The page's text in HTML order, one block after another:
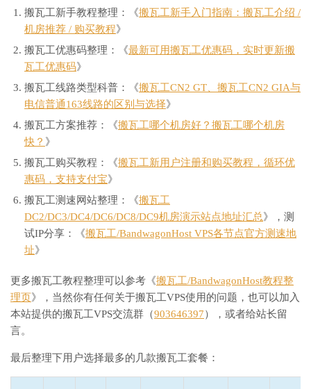
31.08 ms /
5
221.183 .89.178
  AS9808
32.31
ms
6
221.183.89.33
   AS9808
[CMNET] 中国 上海
  I
7
*
*
9
*
10
*
11
59.43
12
59.43.46.81 * [CN2-BackBone] 中国 北京
13
124.126.254.45
  AS4847
[RITELE
bjtelecom. net 56.04
14
124.126.254.3
   AS4847
[RITELE] 中国 北京 北京
3.254 .126.124.broad.bjtelecom.net 63.56 ms /
15
『上海 电信 163 AS4134 』
traceroute to ipv4
sha - nxtrace org ., 30
1
45.78.0.200
     AS25820
美国
加利福尼亚
3
*
搬瓦工新手教程整理：《搬瓦工新手入门指南：搬瓦工介绍 /
机房推荐 / 购买教程》
搬瓦工优惠码整理：《最新可用搬瓦工优惠码，实时更新搬
瓦工优惠码》
搬瓦工线路类型科普：《搬瓦工CN2 GT、搬瓦工CN2 GIA与
电信普通163线路的区别与选择》
搬瓦工方案推荐：《搬瓦工哪个机房好？搬瓦工哪个机房
快？ 》
搬瓦工购买教程：《搬瓦工新用户注册和购买教程，循环优
惠码，支持支付宝》
搬瓦工测速网站整理：《搬瓦工
DC2/DC3/DC4/DC6/DC8/DC9机房演示站点地址汇总》，测
试IP分享：《搬瓦工/BandwagonHost VPS各节点官方测速地
址》
更多搬瓦工教程整理可以参考《搬瓦工/BandwagonHost教程整
理页》，当然你有任何关于搬瓦工VPS使用的问题，也可以加入
本站提供的搬瓦工VPS交流群（903646397），或者给站长留
言。
最后整理下用户选择最多的几款搬瓦工套餐：